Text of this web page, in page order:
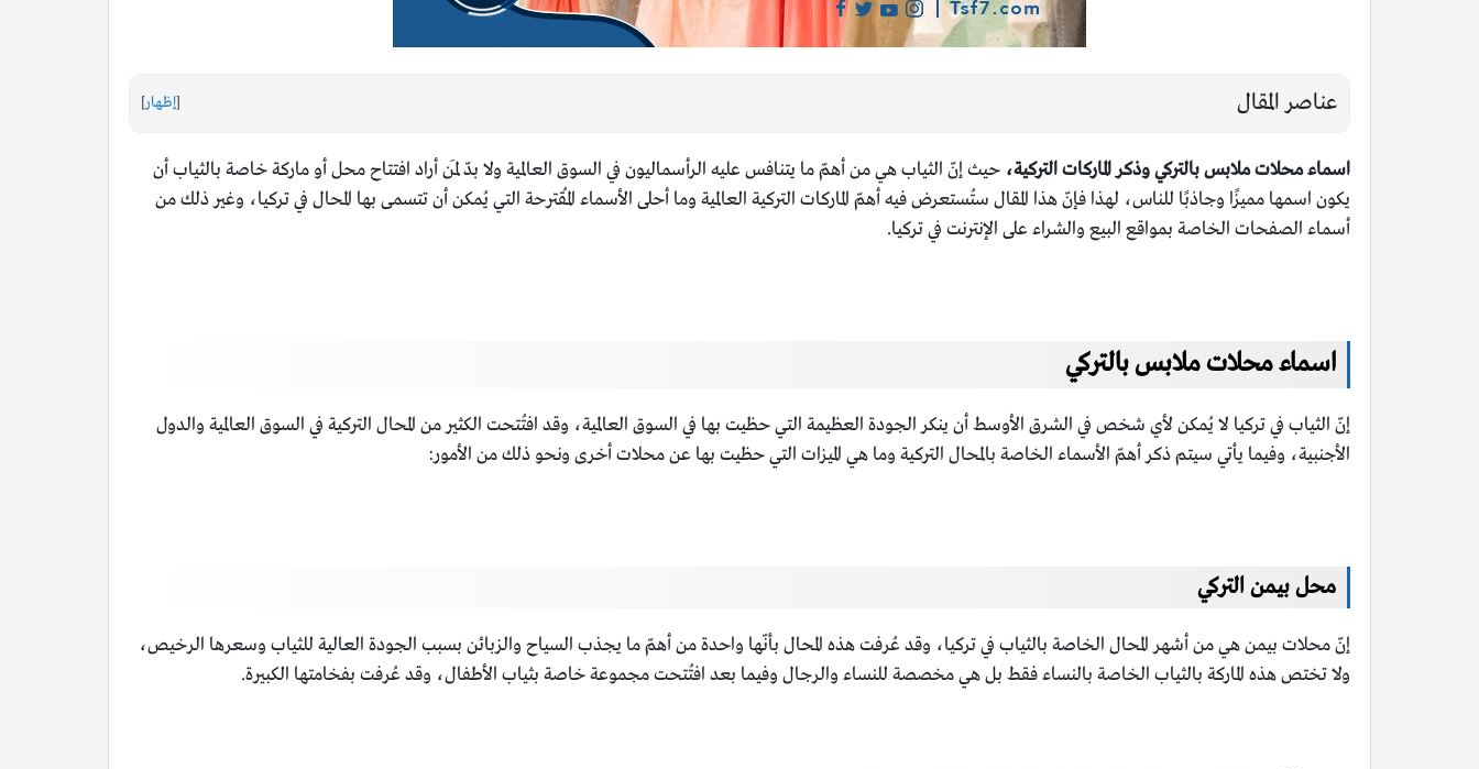
عناصر المقال [إظهار]
اسماء محلات ملابس بالتركي وذكر الماركات التركية، حيث إنّ الثياب هي من أهمّ ما يتنافس عليه الرأسماليون في السوق العالمية ولا بدّ لمَن أراد افتتاح محل أو ماركة خاصة بالثياب أن
يكون اسمها مميزًا وجاذبًا للناس، لهذا فإنّ هذا المقال ستُستعرض فيه أهمّ الماركات التركية العالمية وما أحلى الأسماء المُقترحة التي يُمكن أن تتسمى بها المحال في تركيا، وغير ذلك من
أسماء الصفحات الخاصة بمواقع البيع والشراء على الإنترنت في تركيا.
اسماء محلات ملابس بالتركي
إنّ الثياب في تركيا لا يُمكن لأي شخص في الشرق الأوسط أن ينكر الجودة العظيمة التي حظيت بها في السوق العالمية، وقد افتُتحت الكثير من المحال التركية في السوق العالمية والدول
الأجنبية، وفيما يأتي سيتم ذكر أهمّ الأسماء الخاصة بالمحال التركية وما هي الميزات التي حظيت بها عن محلات أخرى ونحو ذلك من الأمور:
محل بيمن التركي
إنّ محلات بيمن هي من أشهر المحال الخاصة بالثياب في تركيا، وقد عُرفت هذه المحال بأنّها واحدة من أهمّ ما يجذب السياح والزبائن بسبب الجودة العالية للثياب وسعرها الرخيص،
ولا تختص هذه الماركة بالثياب الخاصة بالنساء فقط بل هي مخصصة للنساء والرجال وفيما بعد افتُتحت مجموعة خاصة بثياب الأطفال، وقد عُرفت بفخامتها الكبيرة.